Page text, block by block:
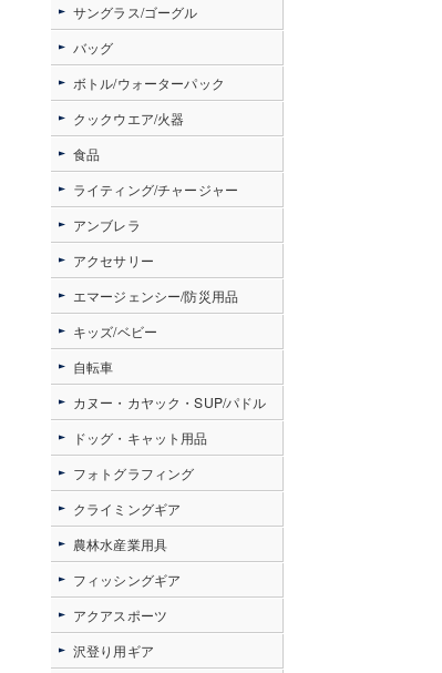
サングラス/ゴーグル
バッグ
ボトル/ウォーターパック
クックウエア/火器
食品
ライティング/チャージャー
アンブレラ
アクセサリー
エマージェンシー/防災用品
キッズ/ベビー
自転車
カヌー・カヤック・SUP/パドル
ドッグ・キャット用品
フォトグラフィング
クライミングギア
農林水産業用具
フィッシングギア
アクアスポーツ
沢登り用ギア